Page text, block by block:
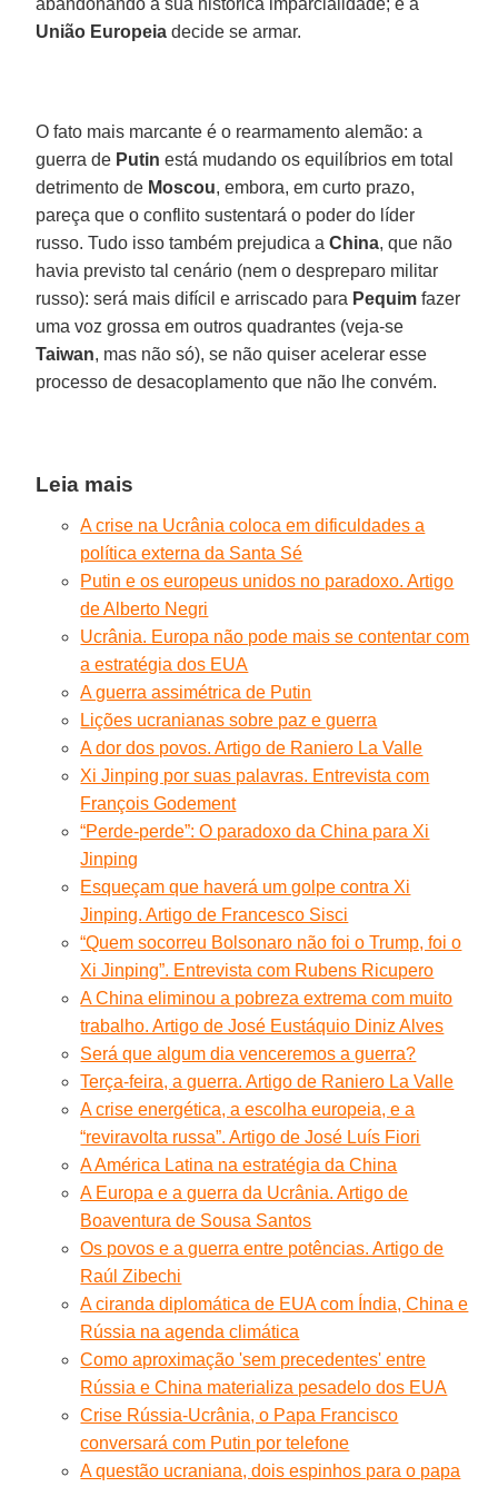
União Europeia decide se armar.
O fato mais marcante é o rearmamento alemão: a
guerra de Putin está mudando os equilíbrios em total
detrimento de Moscou, embora, em curto prazo,
pareça que o conflito sustentará o poder do líder
russo. Tudo isso também prejudica aChina, que não
havia previsto tal cenário (nem o despreparo militar
russo): será mais difícil e arriscado para Pequim fazer
uma voz grossa em outros quadrantes (veja-se
Taiwan, mas não só), se não quiser acelerar esse
processo de desacoplamento que não lhe convém.
Leia mais
A crise na Ucrânia coloca em dificuldades a
política externa da Santa Sé
Putin e os europeus unidos no paradoxo. Artigo
de Alberto Negri
Ucrânia. Europa não pode mais se contentar com
a estratégia dos EUA
A guerra assimétrica de Putin
Lições ucranianas sobre paz e guerra
A dor dos povos. Artigo de Raniero La Valle
Xi Jinping por suas palavras. Entrevista com
François Godement
“Perde-perde”: O paradoxo da China para Xi
Jinping
Esqueçam que haverá um golpe contra Xi
Jinping. Artigo de Francesco Sisci
“Quem socorreu Bolsonaro não foi o Trump, foi o
Xi Jinping”. Entrevista com Rubens Ricupero
A China eliminou a pobreza extrema com muito
trabalho. Artigo de José Eustáquio Diniz Alves
Será que algum dia venceremos a guerra?
Terça-feira, a guerra. Artigo de Raniero La Valle
A crise energética, a escolha europeia, e a
“reviravolta russa”. Artigo de José Luís Fiori
A América Latina na estratégia da China
A Europa e a guerra da Ucrânia. Artigo de
Boaventura de Sousa Santos
Os povos e a guerra entre potências. Artigo de
Raúl Zibechi
A ciranda diplomática de EUA com Índia, China e
Rússia na agenda climática
Como aproximação 'sem precedentes' entre
Rússia e China materializa pesadelo dos EUA
Crise Rússia-Ucrânia, o Papa Francisco
conversará com Putin por telefone
A questão ucraniana, dois espinhos para o papa